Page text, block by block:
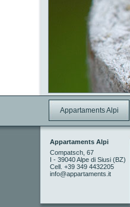
Appartaments Alpi
Appartaments Alpi
Compatsch, 67
I - 39040 Alpe di Siusi (BZ)
Cell. +39 349 4432205
info@appartaments.it